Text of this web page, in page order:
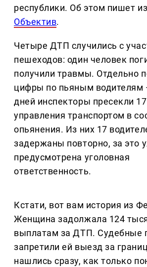
республики. Об этом пишет
Объектив.
Четыре ДТП случились с
пешеходов: один человек
получили травмы. Отдельно
цифры по пьяным водителям
дней инспекторы пресекли
управления транспортом в
опьянения. Из них 17
задержаны повторно, за это
предусмотрена уголовная
ответственность.
Кстати, вот вам история из
Женщина задолжала 124
выплатам за ДТП. Судебные
запретили ей выезд за
нашлись сразу, как только